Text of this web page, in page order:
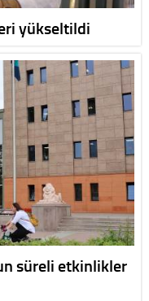
yükseltildi
süreli etkinlikler